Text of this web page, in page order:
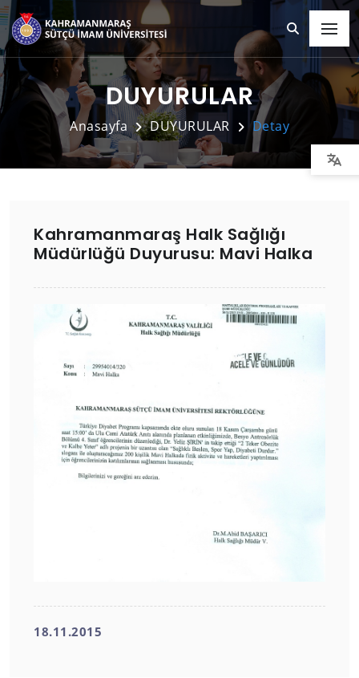
DUYURULAR
Anasayfa DUYURULAR Detay
Kahramanmaraş Halk Sağlığı
Müdürlüğü Duyurusu: Mavi Halka
18.11.2015